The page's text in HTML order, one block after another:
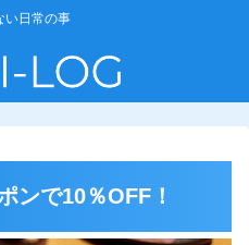
い日常の事
ンで10％OFF！